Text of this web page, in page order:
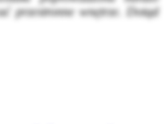
przestronne wnętrze. Dotąd